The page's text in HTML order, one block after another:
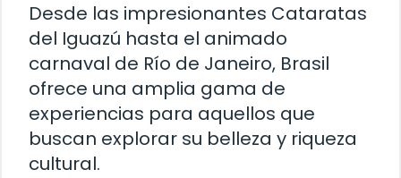
Desde las impresionantes Cataratas
del Iguazú hasta el animado
carnaval de Río de Janeiro, Brasil
ofrece una amplia gama de
experiencias para aquellos que
buscan explorar su belleza y riqueza
cultural.